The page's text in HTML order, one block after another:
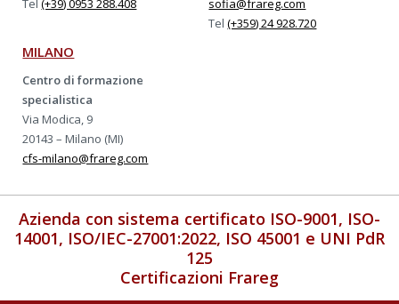
Tel(+39) 0953 288.408
sofia@frareg.com
Tel(+359) 24 928.720
MILANO
Centro di formazione
specialistica
Via Modica, 9
20143 – Milano (MI)
cfs-milano@frareg.com
Azienda con sistema certificato ISO-9001, ISO-
14001, ISO/IEC-27001:2022, ISO 45001 e UNI PdR
125
Certificazioni Frareg